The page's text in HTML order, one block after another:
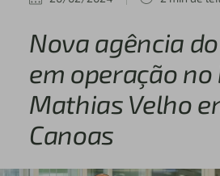
Nova agência
em operação
Mathias Velho
Canoas